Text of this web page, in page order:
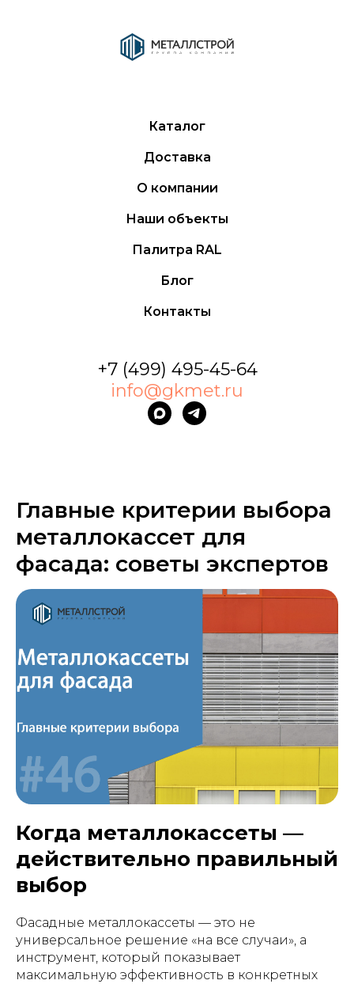
Каталог
Доставка
О компании
Наши объекты
Палитра RAL
Блог
Контакты
+7 (499) 495-45-64
info@gkmet.ru
Главные критерии выбора
металлокассет для
фасада: советы экспертов
Когда металлокассеты —
действительно правильный
выбор
Фасадные металлокассеты — это не
универсальное решение «на все случаи», а
инструмент, который показывает
максимальную эффективность в конкретных